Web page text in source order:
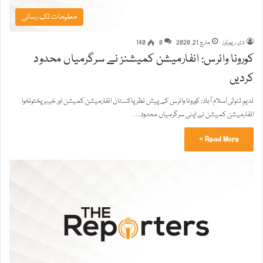
معلومات تک رسائی
دی رپورٹرز مارچ 21, 2020 0
140
کورونا وائرس: انفارمیشن کمیشنز نے سرگرمیاں محدود
کردیں
ندیم تنولی اسلام آباد: کورونا وائرس کے پیش نظر پاکستان انفارمیشن کمیشن اور خیبرپختونخوا
انفارمیشن کمیشن نے اپنی سرگرمیاں محدود…
Read More »